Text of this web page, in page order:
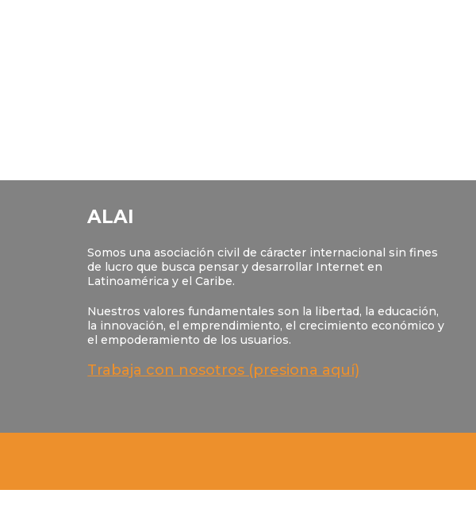
ALAI
Somos una asociación civil de cáracter internacional sin fines
de lucro que busca pensar y desarrollar Internet en
Latinoamérica y el Caribe.
Nuestros valores fundamentales son la libertad, la educación,
la innovación, el emprendimiento, el crecimiento económico y
el empoderamiento de los usuarios.
Trabaja con nosotros (presiona aquí)